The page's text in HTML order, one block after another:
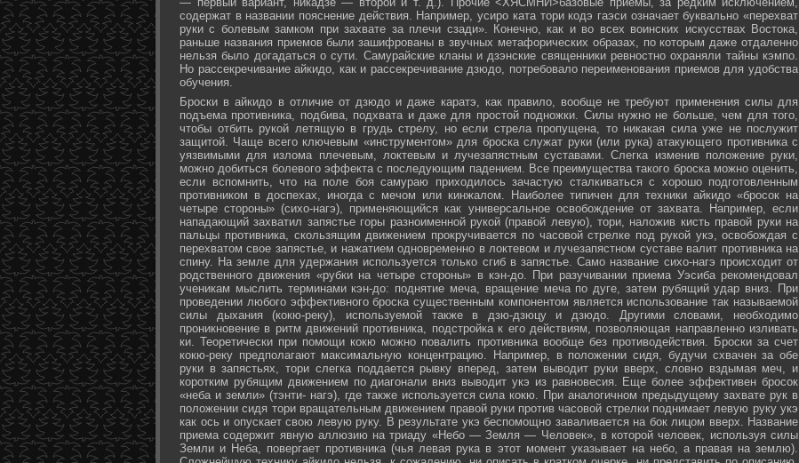
содержат в названии пояснение действия. Например, усиро ката тори кодэ гаэси означает буквально «перехват
руки с болевым замком при захвате за плечи сзади». Конечно, как и во всех воинских искусствах Востока,
раньше названия приемов были зашифрованы в звучных метафорических образах, по которым даже отдаленно
нельзя было догадаться о сути. Самурайские кланы и дзэнские священники ревностно охраняли тайны кэмпо.
Но рассекречивание айкидо, как и рассекречивание дзюдо, потребовало переименования приемов для удобства
обучения.
Броски в айкидо в отличие от дзюдо и даже каратэ, как правило, вообще не требуют применения силы для
подъема противника, подбива, подхвата и даже для простой подножки. Силы нужно не больше, чем для того,
чтобы отбить рукой летящую в грудь стрелу, но если стрела пропущена, то никакая сила уже не послужит
защитой. Чаще всего ключевым «инструментом» для броска служат руки (или рука) атакующего противника с
уязвимыми для излома плечевым, локтевым и лучезапястным суставами. Слегка изменив положение руки,
можно добиться болевого эффекта с последующим падением. Все преимущества такого броска можно оценить,
если вспомнить, что на поле боя самураю приходилось зачастую сталкиваться с хорошо подготовленным
противником в доспехах, иногда с мечом или кинжалом. Наиболее типичен для техники айкидо «бросок на
четыре стороны» (сихо-нагэ), применяющийся как универсальное освобождение от захвата. Например, если
нападающий захватил запястье горы разноименной рукой (правой левую), тори, наложив кисть правой руки на
пальцы противника, скользящим движением прокручивается по часовой стрелке под рукой укэ, освобождая с
перехватом свое запястье, и нажатием одновременно в локтевом и лучезапястном суставе валит противника на
спину. На земле для удержания используется только сгиб в запястье. Само название сихо-нагэ происходит от
родственного движения «рубки на четыре стороны» в кэн-до. При разучивании приема Уэсиба рекомендовал
ученикам мыслить терминами кэн-до: поднятие меча, вращение меча по дуге, затем рубящий удар вниз. При
проведении любого эффективного броска существенным компонентом является использование так называемой
силы дыхания (кокю-реку), используемой также в дзю-дзюцу и дзюдо. Другими словами, необходимо
проникновение в ритм движений противника, подстройка к его действиям, позволяющая направленно изливать
ки. Теоретически при помощи кокю можно повалить противника вообще без противодействия. Броски за счет
кокю-реку предполагают максимальную концентрацию. Например, в положении сидя, будучи схвачен за обе
руки в запястьях, тори слегка поддается рывку вперед, затем выводит руки вверх, словно вздымая меч, и
коротким рубящим движением по диагонали вниз выводит укэ из равновесия. Еще более эффективен бросок
«неба и земли» (тэнти- нагэ), где также используется сила кокю. При аналогичном предыдущему захвате рук в
положении сидя тори вращательным движением правой руки против часовой стрелки поднимает левую руку укэ
как ось и опускает свою левую руку. В результате укэ беспомощно заваливается на бок лицом вверх. Название
приема содержит явную аллюзию на триаду «Небо — Земля — Человек», в которой человек, используя силы
Земли и Неба, повергает противника (чья левая рука в этот момент указывает на небо, а правая на землю).